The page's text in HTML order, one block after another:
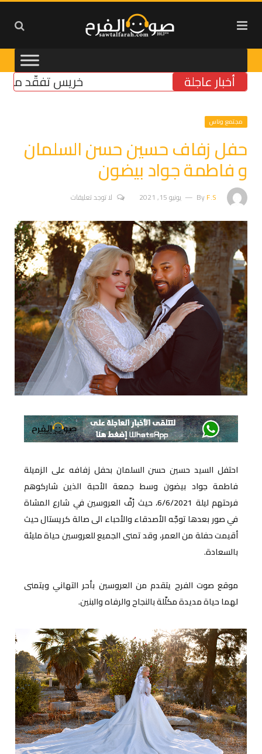
أخبار عاجلة خريس تفقّد مركز
مجتمع وناس
حفل زفاف حسين حسن السلمان
و فاطمة جواد بيضون
ByF.S يونيو 15, 2021 لا توجد تعليقات
احتفل السيد حسين حسن السلمان بحفل زفافه على الزميلة
فاطمة جواد بيضون وسط جمعة الأحبة الذين شاركوهم
فرحتهم ليلة 6/6/2021، حيث زُفّ العروسين في شارع المشاة
في صور بعدها توجّه الأصدقاء والأحباء الى صالة كريستال حيث
أقيمت حفلة من العمر، وقد تمنى الجميع للعروسين حياة مليئة
بالسعادة.
موقع صوت الفرح يتقدم من العروسين بأحر التهاني ويتمنى
لهما حياة مديدة مكلّلة بالنجاح والرفاه والبنين.